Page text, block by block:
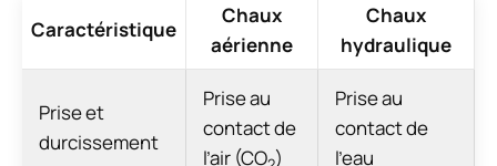
Caractéristique
Chaux
aérienne
Chaux
hydraulique
Prise et
durcissement
Prise au
contact de
l’air (CO )
Prise au
contact de
l’eau